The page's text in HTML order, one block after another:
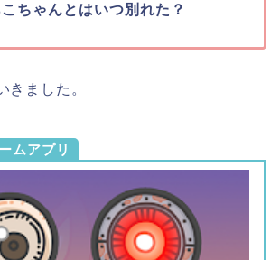
ちゃんとはいつ別れた？
きました。
ムアプリ